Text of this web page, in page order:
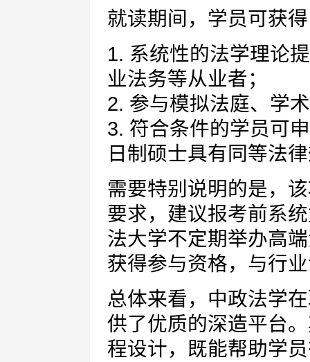
就读期间，学员可获
1. 系统性的法学理论
业法务等从业者；
2. 参与模拟法庭、学
3. 符合条件的学员可
日制硕士具有同等法
需要特别说明的是，
要求，建议报考前系
法大学不定期举办高
获得参与资格，与行
总体来看，中政法学
供了优质的深造平台
程设计，既能帮助学